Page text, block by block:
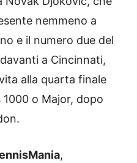
nemmeno a
e il numero due del
a Cincinnati,
alla quarta finale
o Major, dopo
,